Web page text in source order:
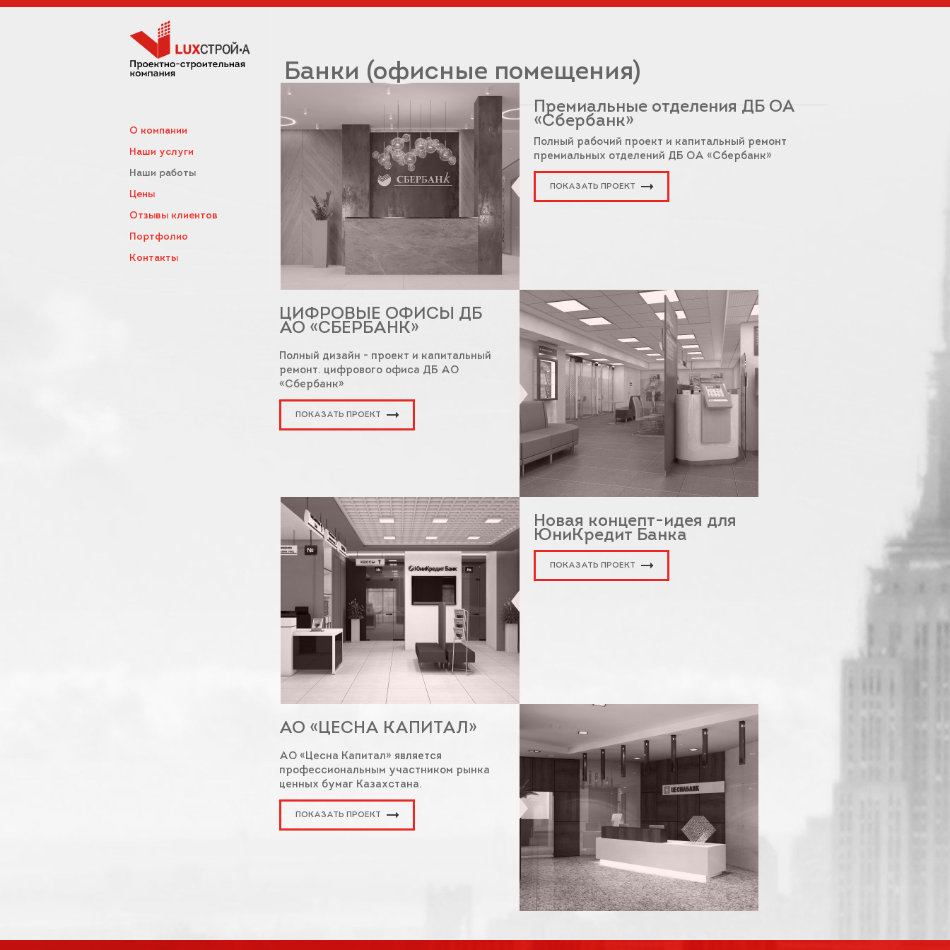
О компании
Наши услуги
Наши работы
Цены
Отзывы клиентов
Портфолио
Контакты
Банки (офисные помещения)
Премиальные отделения ДБ ОА
«Сбербанк»
Полный рабочий проект и капитальный ремонт
премиальных отделений ДБ ОА «Сбербанк»
ПОКАЗАТЬ ПРОЕКТ
ЦИФРОВЫЕ ОФИСЫ ДБ
АО «СБЕРБАНК»
Полный дизайн - проект и капитальный
ремонт. цифрового офиса ДБ АО
«Сбербанк»
ПОКАЗАТЬ ПРОЕКТ
Новая концепт-идея для
ЮниКредит Банка
ПОКАЗАТЬ ПРОЕКТ
АО «ЦЕСНА КАПИТАЛ»
АО «Цесна Капитал» является
профессиональным участником рынка
ценных бумаг Казахстана.
ПОКАЗАТЬ ПРОЕКТ